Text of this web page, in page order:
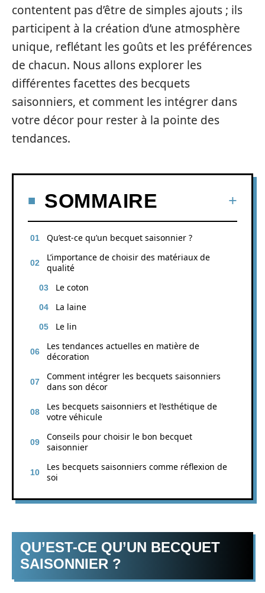
contentent pas d’être de simples ajouts ; ils
participent à la création d’une atmosphère
unique, reflétant les goûts et les préférences
de chacun. Nous allons explorer les
différentes facettes des becquets
saisonniers, et comment les intégrer dans
votre décor pour rester à la pointe des
tendances.
SOMMAIRE
Qu’est-ce qu’un becquet saisonnier ?
L’importance de choisir des matériaux de
qualité
Le coton
La laine
Le lin
Les tendances actuelles en matière de
décoration
Comment intégrer les becquets saisonniers
dans son décor
Les becquets saisonniers et l’esthétique de
votre véhicule
Conseils pour choisir le bon becquet
saisonnier
Les becquets saisonniers comme réflexion de
soi
QU’EST-CE QU’UN BECQUET
SAISONNIER ?